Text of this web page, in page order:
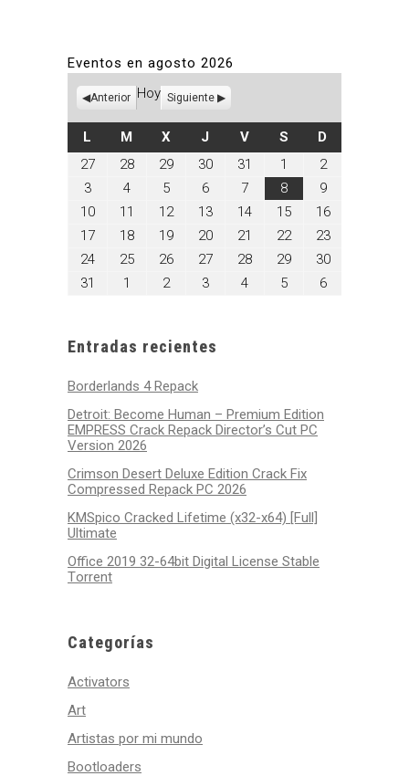
Eventos en agosto 2026
Anterior Hoy Siguiente
L LUNES
M MARTES
XMIÉRCOLES
J JUEVES
VVIERNES
SSÁBADO
D
27julio
28julio
29julio
30julio
31
31,
1
agosto
1,
2026
2agosto
2,
2026
3agosto
3,
2026
4agosto
4,
2026
5agosto
5,
2026
6agosto
6,
2026
7agosto
7,
2026
8agosto
8,
2026
9agosto
9,
2026
10agosto
10,
11
agosto
2026
12agosto
2026
13agosto
2026
14agosto
2026
15agosto
2026
16agosto
2026
17agosto
2026
18agosto
18,
2026
19agosto
2026
20agosto
20,
2026
21
agosto
2026
22agosto
2026
23agosto
23,
2026
24agosto
25agosto
26agosto
27agosto
28agosto
29agosto
30agosto
31
agosto
1
septiembre
2septiembre
3septiembre
4septiembre
5septiembre
6septiembre
Entradas recientes
Borderlands 4 Repack
Detroit: Become Human – Premium Edition
EMPRESS Crack Repack Director’s Cut PC
Version 2026
Crimson Desert Deluxe Edition Crack Fix
Compressed Repack PC 2026
KMSpico Cracked Lifetime (x32-x64) [Full]
Ultimate
Office 2019 32-64bit Digital License Stable
Tоrrеnt
Categorías
Activators
Art
Artistas por mi mundo
Bootloaders